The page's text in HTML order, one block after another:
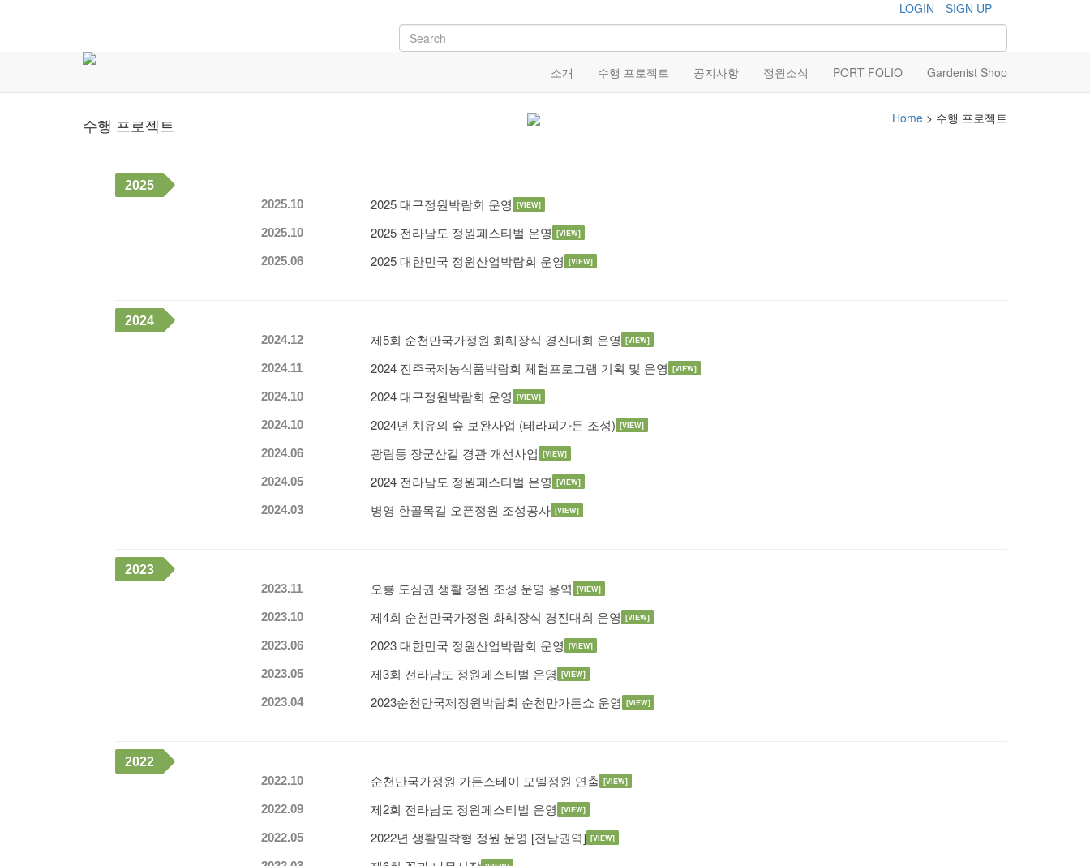
LOGIN SIGN UP
소개 수행 프로젝트 공지사항 정원소식 PORT FOLIO Gardenist Shop
수행 프로젝트 Home > 수행 프로젝트
2025
2025.10
2025 대구정원박람회 운영 [VIEW]
2025.10 2025 전라남도 정원페스티벌 운영 [VIEW]
2025.06 2025 대한민국 정원산업박람회 운영 [VIEW]
2024
2024.12
제5회 순천만국가정원 화훼장식 경진대회 운영 [VIEW]
2024.11 2024 진주국제농식품박람회 체험프로그램 기획 및 운영 [VIEW]
2024.10 2024 대구정원박람회 운영 [VIEW]
2024.10 2024년 치유의 숲 보완사업 (테라피가든 조성) [VIEW]
2024.06 광림동 장군산길 경관 개선사업 [VIEW]
2024.05 2024 전라남도 정원페스티벌 운영 [VIEW]
2024.03 병영 한골목길 오픈정원 조성공사 [VIEW]
2023
2023.11
오룡 도심권 생활 정원 조성 운영 용역 [VIEW]
2023.10 제4회 순천만국가정원 화훼장식 경진대회 운영 [VIEW]
2023.06 2023 대한민국 정원산업박람회 운영 [VIEW]
2023.05 제3회 전라남도 정원페스티벌 운영 [VIEW]
2023.04 2023순천만국제정원박람회 순천만가든쇼 운영 [VIEW]
2022
2022.10
순천만국가정원 가든스테이 모델정원 연출 [VIEW]
2022.09 제2회 전라남도 정원페스티벌 운영 [VIEW]
2022.05 2022년 생활밀착형 정원 운영 [전남권역] [VIEW]